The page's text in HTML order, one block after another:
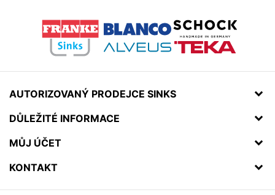
AUTORIZOVANÝ PRODEJCE SINKS
DŮLEŽITÉ INFORMACE
MŮJ ÚČET
KONTAKT